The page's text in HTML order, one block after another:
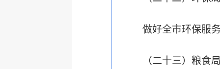
做好全市环保服
（二十三）粮食